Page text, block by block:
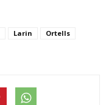
Larin
Ortells